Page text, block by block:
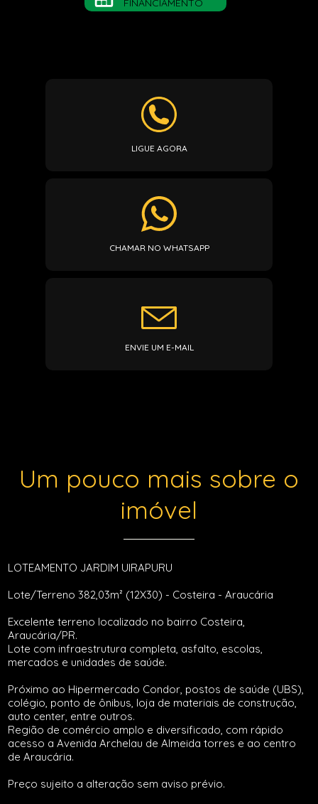
FINANCIAMENTO
LIGUE AGORA
CHAMAR NO WHATSAPP
ENVIE UM E-MAIL
Um pouco mais sobre o
imóvel
LOTEAMENTO JARDIM UIRAPURU
Lote/Terreno 382,03m² (12X30) - Costeira - Araucária
Excelente terreno localizado no bairro Costeira,
Araucária/PR.
Lote com infraestrutura completa, asfalto, escolas,
mercados e unidades de saúde.
Próximo ao Hipermercado Condor, postos de saúde (UBS),
colégio, ponto de ônibus, loja de materiais de construção,
auto center, entre outros.
Região de comércio amplo e diversificado, com rápido
acesso a Avenida Archelau de Almeida torres e ao centro
de Araucária.
Preço sujeito a alteração sem aviso prévio.